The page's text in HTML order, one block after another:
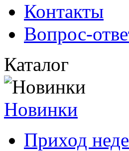
Контакты
Вопрос-
Каталог
Новинки
Приход